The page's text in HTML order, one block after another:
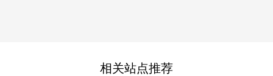
相关站点推荐